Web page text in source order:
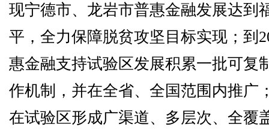
现宁德市、龙岩市普惠金融发展达到
平，全力保障脱贫攻坚目标实现；到
惠金融支持试验区发展积累一批可复
作机制，并在全省、全国范围内推广
在试验区形成广渠道、多层次、全覆